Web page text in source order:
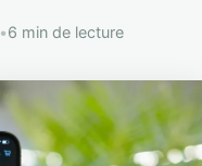
•6 min de lecture